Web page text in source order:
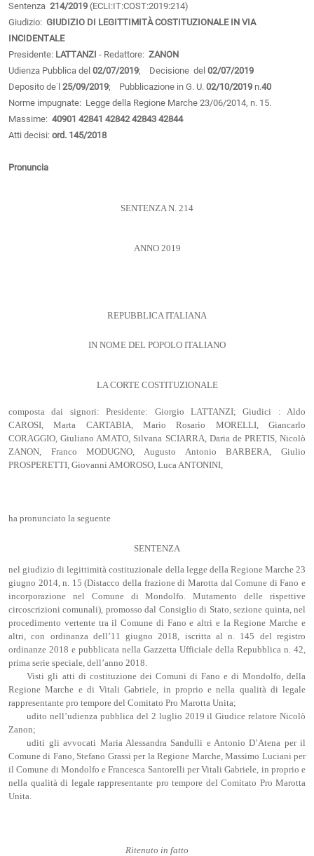
Sentenza 214/2019 (ECLI:IT:COST:2019:214)
Giudizio: GIUDIZIO DI LEGITTIMITÀ COSTITUZIONALE IN VIA
INCIDENTALE
Presidente: LATTANZI - Redattore: ZANON
Udienza Pubblica del 02/07/2019; Decisione del 02/07/2019
Deposito de˙l 25/09/2019; Pubblicazione in G. U. 02/10/2019 n.40
Norme impugnate: Legge della Regione Marche 23/06/2014, n. 15.
Massime: 40901 42841 42842 42843 42844
Atti decisi: ord. 145/2018
Pronuncia
SENTENZA N. 214
ANNO 2019
REPUBBLICA ITALIANA
IN NOME DEL POPOLO ITALIANO
LA CORTE COSTITUZIONALE
composta dai signori: Presidente: Giorgio LATTANZI; Giudici : Aldo
CAROSI, Marta CARTABIA, Mario Rosario MORELLI, Giancarlo
CORAGGIO, Giuliano AMATO, Silvana SCIARRA, Daria de PRETIS, Nicolò
ZANON, Franco MODUGNO, Augusto Antonio BARBERA, Giulio
PROSPERETTI, Giovanni AMOROSO, Luca ANTONINI,
ha pronunciato la seguente
SENTENZA
nel giudizio di legittimità costituzionale della legge della Regione Marche 23
giugno 2014, n. 15 (Distacco della frazione di Marotta dal Comune di Fano e
incorporazione nel Comune di Mondolfo. Mutamento delle rispettive
circoscrizioni comunali), promosso dal Consiglio di Stato, sezione quinta, nel
procedimento vertente tra il Comune di Fano e altri e la Regione Marche e
altri, con ordinanza dell’11 giugno 2018, iscritta al n. 145 del registro
ordinanze 2018 e pubblicata nella Gazzetta Ufficiale della Repubblica n. 42,
prima serie speciale, dell’anno 2018.
Visti gli atti di costituzione dei Comuni di Fano e di Mondolfo, della
Regione Marche e di Vitali Gabriele, in proprio e nella qualità di legale
rappresentante pro tempore del Comitato Pro Marotta Unita;
udito nell’udienza pubblica del 2 luglio 2019 il Giudice relatore Nicolò
Zanon;
uditi gli avvocati Maria Alessandra Sandulli e Antonio D’Atena per il
Comune di Fano, Stefano Grassi per la Regione Marche, Massimo Luciani per
il Comune di Mondolfo e Francesca Santorelli per Vitali Gabriele, in proprio e
nella qualità di legale rappresentante pro tempore del Comitato Pro Marotta
Unita.
Ritenuto in fatto